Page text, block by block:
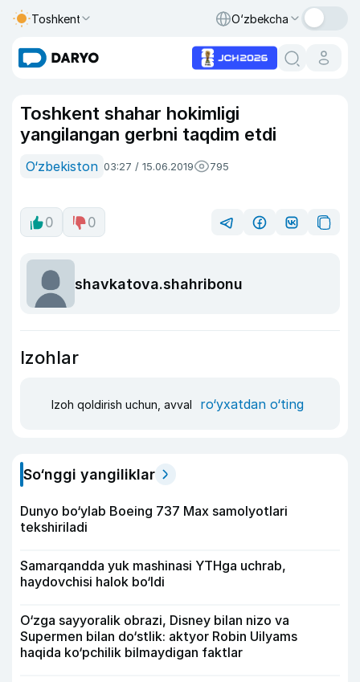
Toshkent O‘zbekcha
Toshkent shahar hokimligi
yangilangan gerbni taqdim etdi
O‘zbekiston 03:27 / 15.06.2019 795
0 0
shavkatova.shahribonu
Izohlar
Izoh qoldirish uchun, avval ro‘yxatdan o‘ting
So‘nggi yangiliklar
Dunyo bo‘ylab Boeing 737 Max samolyotlari
tekshiriladi
Samarqandda yuk mashinasi YTHga uchrab,
haydovchisi halok bo‘ldi
O‘zga sayyoralik obrazi, Disney bilan nizo va
Supermen bilan do‘stlik: aktyor Robin Uilyams
haqida ko‘pchilik bilmaydigan faktlar